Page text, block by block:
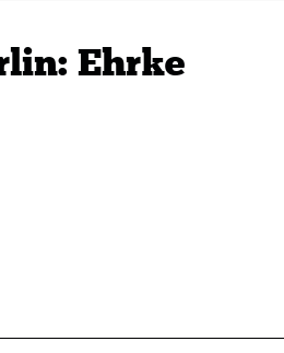
Ehrke